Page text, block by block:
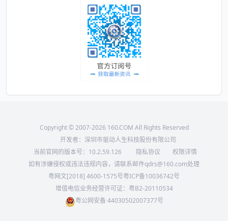
Copyright © 2007-2026 160.COM All Rights Reserved
开发者：深圳市驱动人生科技股份有限公司
当前官网的版本号： 10.2.59.126 隐私协议
权限详情
如有涉嫌侵权或违法违规内容，请联系邮件qdrs@160.com处理
粤网文[2018] 4600-1575号粤ICP备10036742号
增值电信业务经营许可证：粤B2-20110534
粤公网安备 44030502007377号